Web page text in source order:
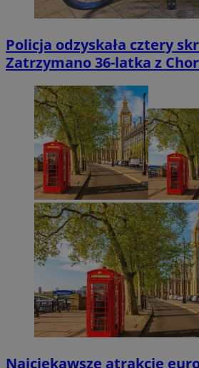
Policja odzyskała cztery
Zatrzymano 36-latka z
Najciekawsze atrakcje